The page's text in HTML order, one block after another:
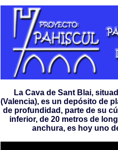
La Cava de Sant Blai,
(Valencia), es un depósito de
de profundidad, parte de su
inferior, de 20 metros de
anchura, es hoy uno